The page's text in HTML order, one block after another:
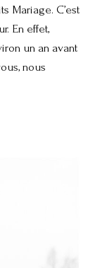
Mariage. C’est
En effet,
un an avant
nous